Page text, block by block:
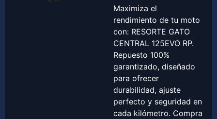
Maximiza el
rendimiento de tu moto
con: RESORTE GATO
CENTRAL 125EVO RP.
Repuesto 100%
garantizado, diseñado
para ofrecer
durabilidad, ajuste
perfecto y seguridad en
cada kilómetro. Compra